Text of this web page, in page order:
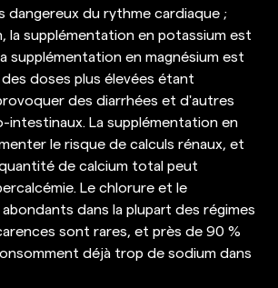
dangereux du rythme cardiaque ;
la supplémentation en potassium est
supplémentation en magnésium est
des doses plus élevées étant
des diarrhées et d'autres
intestinaux. La supplémentation en
le risque de calculs rénaux, et
de calcium total peut
Le chlorure et le
dans la plupart des régimes
sont rares, et près de 90 %
déjà trop de sodium dans